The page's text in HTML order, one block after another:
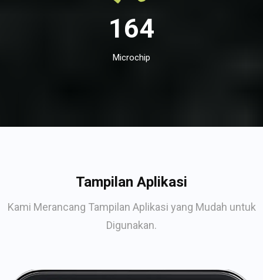
164
Microchip
Tampilan Aplikasi
Kami Merancang Tampilan Aplikasi yang Mudah untuk
Digunakan.